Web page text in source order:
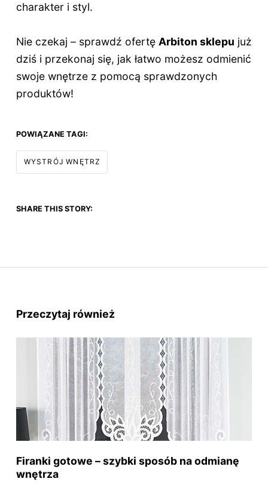
charakter i styl.
Nie czekaj – sprawdź ofertę Arbiton sklepu już
dziś i przekonaj się, jak łatwo możesz odmienić
swoje wnętrze z pomocą sprawdzonych
produktów!
POWIĄZANE TAGI:
WYSTRÓJ WNĘTRZ
SHARE THIS STORY:
Przeczytaj również
Firanki gotowe – szybki sposób na odmianę
wnętrza